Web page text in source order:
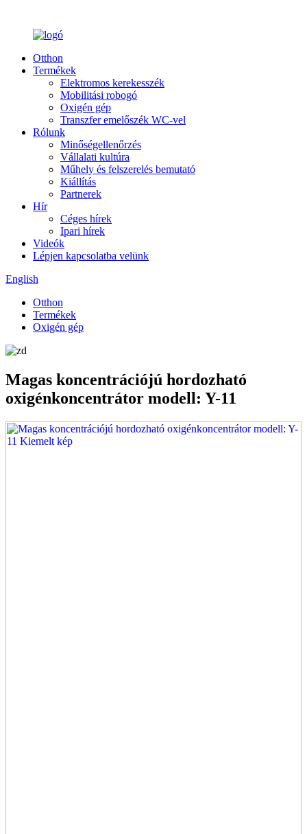
Otthon
Termékek
Elektromos kerekesszék
Mobilitási robogó
Oxigén gép
Transzfer emelőszék WC-vel
Rólunk
Minőségellenőrzés
Vállalati kultúra
Műhely és felszerelés bemutató
Kiállítás
Partnerek
Hír
Céges hírek
Ipari hírek
Videók
Lépjen kapcsolatba velünk
English
Otthon
Termékek
Oxigén gép
Magas koncentrációjú hordozható
oxigénkoncentrátor modell: Y-11